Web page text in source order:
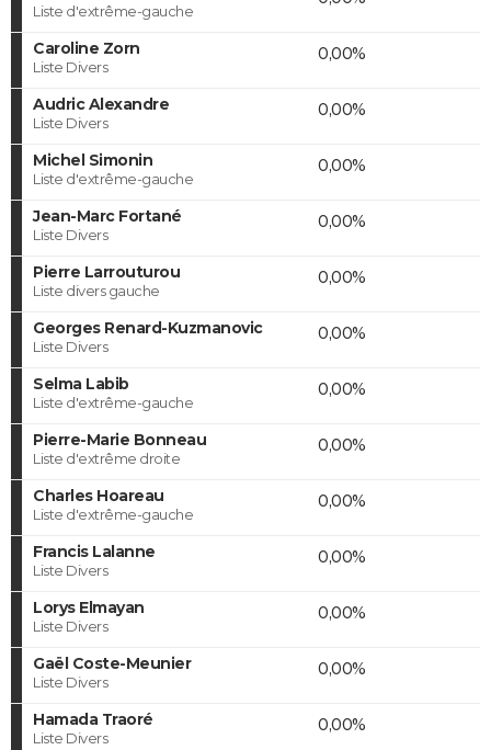
Liste d'extrême-gauche
Caroline Zorn
Liste Divers
0,00%
Audric Alexandre
Liste Divers
0,00%
Michel Simonin
Liste d'extrême-gauche
0,00%
Jean-Marc Fortané
Liste Divers
0,00%
Pierre Larrouturou
Liste divers gauche
0,00%
Georges Renard-Kuzmanovic
Liste Divers
0,00%
Selma Labib
Liste d'extrême-gauche
0,00%
Pierre-Marie Bonneau
Liste d'extrême droite
0,00%
Charles Hoareau
Liste d'extrême-gauche
0,00%
Francis Lalanne
Liste Divers
0,00%
Lorys Elmayan
Liste Divers
0,00%
Gaël Coste-Meunier
Liste Divers
0,00%
Hamada Traoré
Liste Divers
0,00%